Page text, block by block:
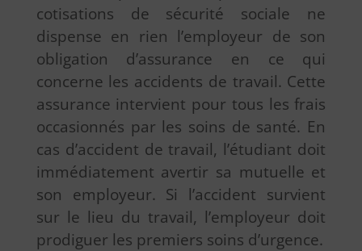
cotisations de sécurité sociale ne
dispense en rien l’employeur de son
obligation d’assurance en ce qui
concerne les accidents de travail. Cette
assurance intervient pour tous les frais
occasionnés par les soins de santé. En
cas d’accident de travail, l’étudiant doit
immédiatement avertir sa mutuelle et
son employeur. Si l’accident survient
sur le lieu du travail, l’employeur doit
prodiguer les premiers soins d’urgence.